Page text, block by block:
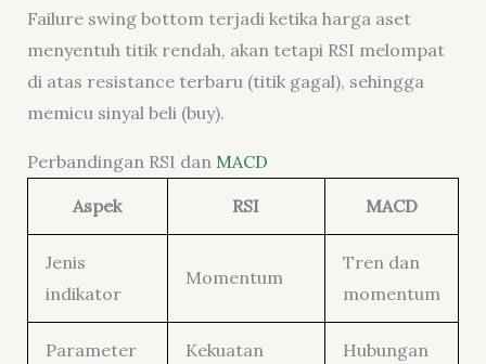
Failure swing bottom terjadi ketika harga aset
menyentuh titik rendah, akan tetapi RSI melompat
di atas resistance terbaru (titik gagal), sehingga
memicu sinyal beli (buy).
Perbandingan RSI dan MACD
Aspek RSI MACD
Jenis
indikator
Momentum
Tren dan
momentum
Parameter
Kekuatan
Hubungan